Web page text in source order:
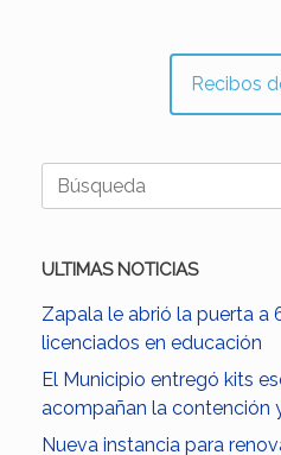
Recibos
Buscar:
ULTIMAS NOTICIAS
Zapala le abrió la puerta a
licenciados en educación
El Municipio entregó kits
acompañan la contención
Nueva instancia para